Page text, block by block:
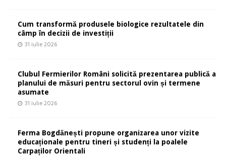
Cum transformă produsele biologice rezultatele din
câmp în decizii de investiții
31 iulie 2026
Clubul Fermierilor Români solicită prezentarea publică a
planului de măsuri pentru sectorul ovin și termene
asumate
31 iulie 2026
Ferma Bogdănești propune organizarea unor vizite
educaționale pentru tineri și studenți la poalele
Carpaților Orientali